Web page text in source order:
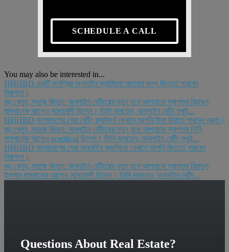
SCHEDULE A CALL
You may also be interested in...
HHHBD একটি জনপ্রিয় অনলাইন ক্যাসিনো আপনার জন্য জিততে পারবেন
নিরাপদে।
বড় খেলুন, সহজে জিতুন: অনলাইন বেটিংয়ের নতুন যুগে আপনাকে স্বাগতম রিয়াদুল
মাসখানেক আগেও সন্দেহবাদী ছিলেন। তিনি ভাবতেন, অনলাইন বেটিং শুধুই...
HHHBD বাংলাদেশের সেরা বেটিং প্ল্যাটফর্ম যেখানে আপনি টাকা উঠাতে পারবেন দ্রুত।
বড় খেলুন, সহজে জিতুন: অনলাইন বেটিংয়ের নতুন যুগে আপনাকে স্বাগতম তিনি
মাসখানেক আগেও sceptical ছিলেন। তিনি ভাবতেন, অনলাইন বেটিং শুধুই...
HHHBD বাংলাদেশের সেরা অনলাইন ক্যাসিনো যেখানে আপনি জিততে পারবেন
নিরাপদে।
বড় খেলুন, সহজে জিতুন: অনলাইন বেটিংয়ের নতুন যুগে আপনাকে স্বাগতম রিয়াদুল
ইসলাম মাসখানেক আগেও সন্দেহবাদী ছিলেন। তিনি ভাবতেন, অনলাইন বেটিং...
Questions About Real Estate?